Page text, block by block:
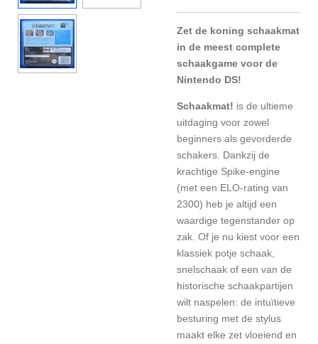
Zet de koning schaakmat
in de meest complete
schaakgame voor de
Nintendo DS!
Schaakmat! is de ultieme
uitdaging voor zowel
beginners als gevorderde
schakers. Dankzij de
krachtige Spike-engine
(met een ELO-rating van
2300) heb je altijd een
waardige tegenstander op
zak. Of je nu kiest voor een
klassiek potje schaak,
snelschaak of een van de
historische schaakpartijen
wilt naspelen: de intuïtieve
besturing met de stylus
maakt elke zet vloeiend en